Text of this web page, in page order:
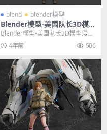
blend blender模型
Blender模型-美国队长3D模型
漫威三维人物角色模型
Blender模型-美国队长3D模型漫威
三维人物角色模型 其他推荐: Blen
d... 4年前 506